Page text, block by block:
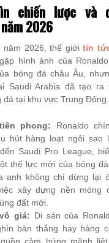
chiến lược và
2026
năm 2026, thế giới tin
hình ảnh của
bóng đá châu Âu,
Saudi Arabia đã tạo ra
đá tại khu vực Trung Đông.
phong: Ronaldo
hút hàng loạt ngôi sao
Saudi Pro League,
thế lực mới của bóng
anh không chỉ dừng lại
xây dựng nền móng
đất mới.
giá: Di sản của
bàn thắng hay hàng